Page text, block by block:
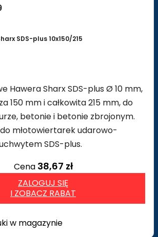
SDS-plus 10x150/215
Hawera Sharx SDS-plus Ø 10 mm,
150 mm i całkowita 215 mm, do
betonie i betonie zbrojonym.
młotowiertarek udarowo-
SDS-plus.
Cena 38,67 zł
ZALOGUJ SIĘ
I ZOBACZ RABAT
w magazynie